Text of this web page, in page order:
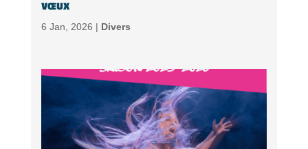
VŒUX
6 Jan, 2026 | Divers